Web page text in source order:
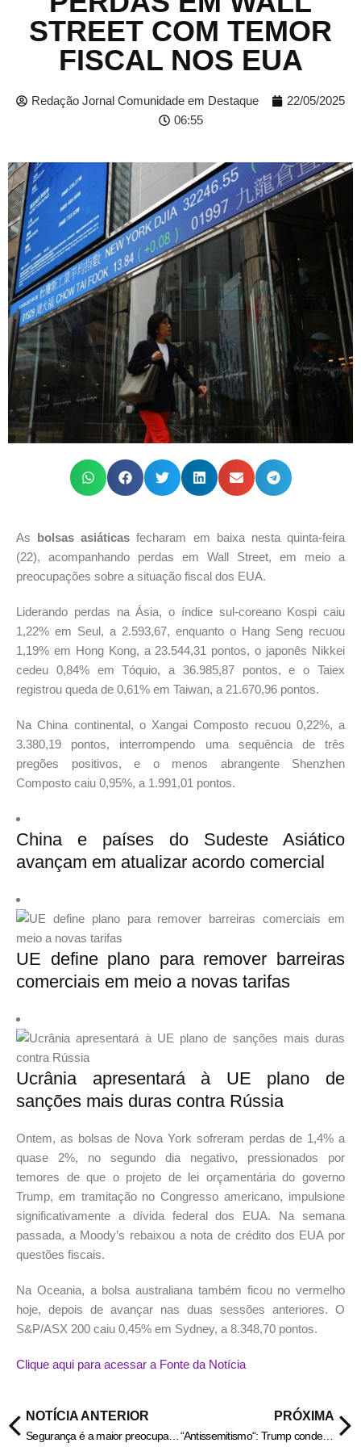
STREET COM TEMOR
FISCAL NOS EUA
Redação Jornal Comunidade em Destaque
22/05/2025
06:55
As bolsas asiáticas fecharam em baixa nesta quinta-feira
(22), acompanhando perdas em Wall Street, em meio a
preocupações sobre a situação fiscal dos EUA.
Liderando perdas na Ásia, o índice sul-coreano Kospi caiu
1,22% em Seul, a 2.593,67, enquanto o Hang Seng recuou
1,19% em Hong Kong, a 23.544,31 pontos, o japonês Nikkei
cedeu 0,84% em Tóquio, a 36.985,87 pontos, e o Taiex
registrou queda de 0,61% em Taiwan, a 21.670,96 pontos.
Na China continental, o Xangai Composto recuou 0,22%, a
3.380,19 pontos, interrompendo uma sequência de três
pregões positivos, e o menos abrangente Shenzhen
Composto caiu 0,95%, a 1.991,01 pontos.
China e países do Sudeste Asiático
avançam em atualizar acordo comercial
UE define plano para remover barreiras
comerciais em meio a novas tarifas
Ucrânia apresentará à UE plano de
sanções mais duras contra Rússia
Ontem, as bolsas de Nova York sofreram perdas de 1,4% a
quase 2%, no segundo dia negativo, pressionados por
temores de que o projeto de lei orçamentária do governo
Trump, em tramitação no Congresso americano, impulsione
significativamente a dívida federal dos EUA. Na semana
passada, a Moody’s rebaixou a nota de crédito dos EUA por
questões fiscais.
Na Oceania, a bolsa australiana também ficou no vermelho
hoje, depois de avançar nas duas sessões anteriores. O
S&P/ASX 200 caiu 0,45% em Sydney, a 8.348,70 pontos.
Clique aqui para acessar a Fonte da Notícia
NOTÍCIA ANTERIOR
Segurança é a maior preocupação dos brasileiros nas cidades que residem
PRÓXIMA
“Antissemitismo“: Trump condena ataque em Washington e envia condolências